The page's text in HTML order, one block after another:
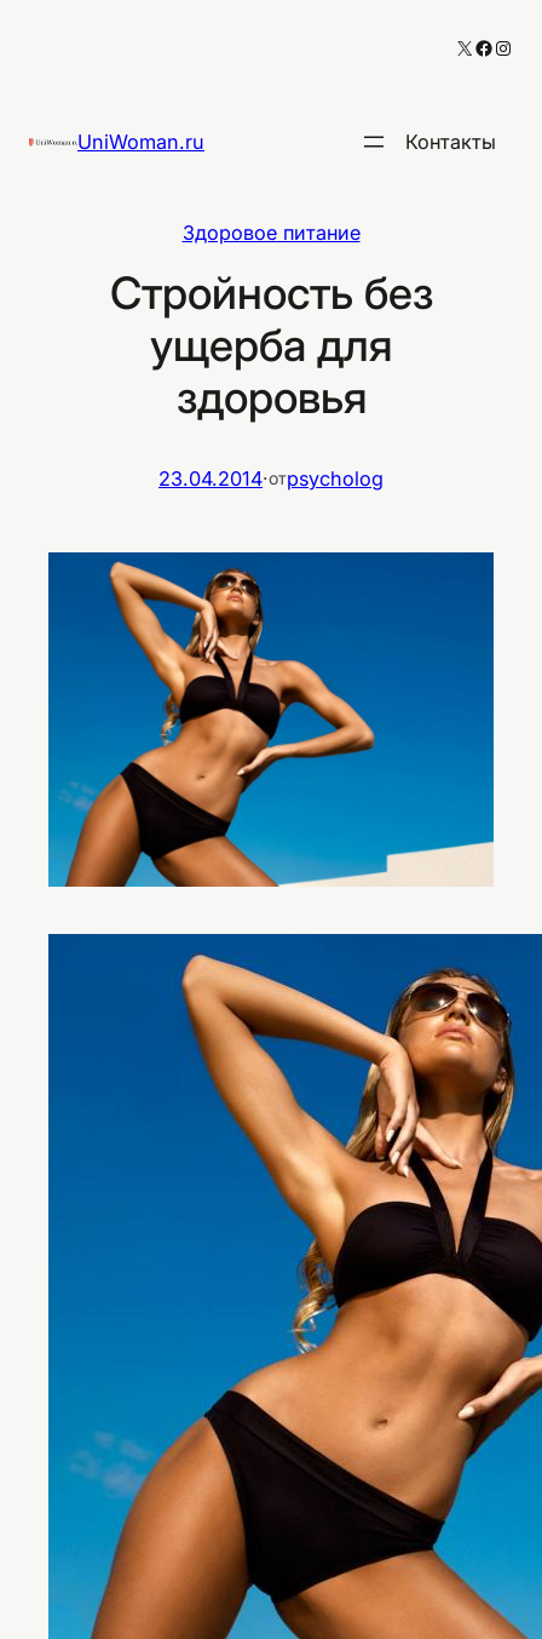
X
UniWoman.ru Контакты
Здоровое питание
Стройность без
ущерба для
здоровья
23.04.2014·отpsycholog